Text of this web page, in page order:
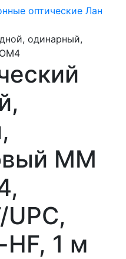
оптические Лан
MM
UPC,
HF, 1 м